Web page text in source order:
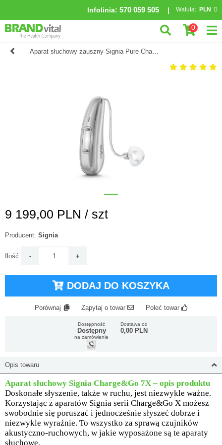
Infolinia: 570 059 505 Waluta: PLN
0
Aparat słuchowy zauszny Signia Pure Charge&Go 7X
9 199,00 PLN / szt
Producent: Signia
Ilość
DODAJ DO KOSZYKA
Porównaj Zapytaj o towar Poleć towar
Dostępność
Dostępny
na zamówienie
Dostawa od
0,00 PLN
Opis towaru
Aparat słuchowy Signia Charge&Go 7X – opis produktu
Doskonałe słyszenie, także w ruchu, jest niezwykle ważne.
Korzystając z aparatów Signia serii Charge&Go X możesz
swobodnie się poruszać i jednocześnie słyszeć dobrze i
niezwykle wyraźnie. To wszystko za sprawą czujników
akustyczno-ruchowych, w jakie wyposażone są te aparaty
słuchowe.